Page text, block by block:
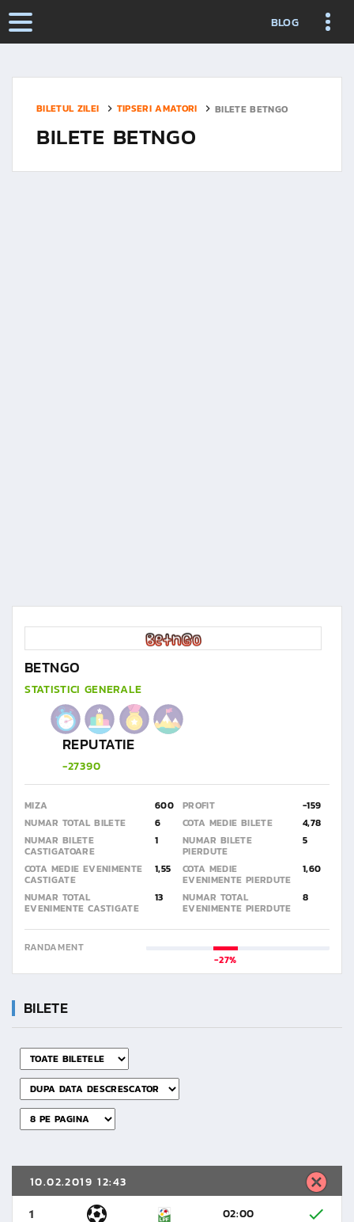
BLOG
BILETUL ZILEI TIPSERI AMATORI BILETE BETNGO
BILETE BETNGO
BETNGO
STATISTICI GENERALE
REPUTATIE
-27390
MIZA 600 PROFIT
-159
NUMAR TOTAL BILETE
6 COTA MEDIE BILETE
4,78
NUMAR BILETE
CASTIGATOARE
1 NUMAR BILETE
PIERDUTE
5
COTA MEDIE EVENIMENTE
CASTIGATE
1,55 COTA MEDIE
EVENIMENTE PIERDUTE
1,60
NUMAR TOTAL
EVENIMENTE CASTIGATE
13 NUMAR TOTAL
EVENIMENTE PIERDUTE
8
RANDAMENT
-27%
BILETE
10.02.2019 12:43
1
02:00